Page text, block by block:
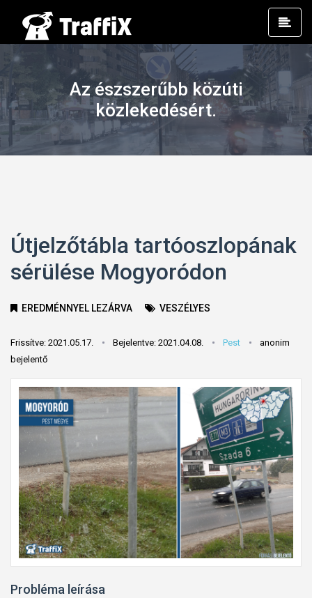
Az észszerűbb közúti
közlekedésért.
Útjelzőtábla tartóoszlopának
sérülése Mogyoródon
EREDMÉNNYEL LEZÁRVA VESZÉLYES
Frissítve: 2021.05.17. Bejelentve: 2021.04.08. Pest
anonim
bejelentő
Probléma leírása